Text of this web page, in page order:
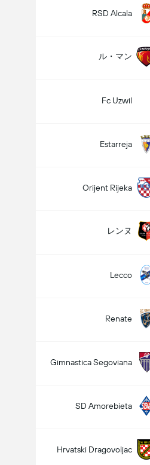
RSD Alcala
ル・マン
Fc Uzwil
Estarreja
Orijent Rijeka
レンヌ
Lecco
Renate
Gimnastica Segoviana
SD Amorebieta
Hrvatski Dragovoljac